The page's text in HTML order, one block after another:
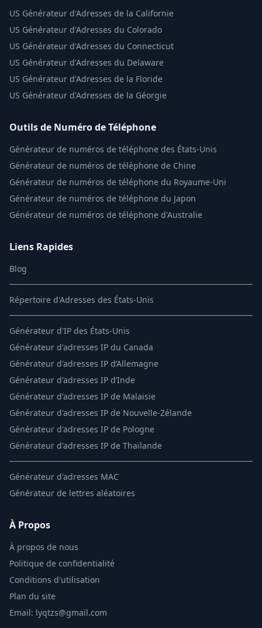
US Générateur d'Adresses de la Californie
US Générateur d'Adresses du Colorado
US Générateur d'Adresses du Connecticut
US Générateur d'Adresses du Delaware
US Générateur d'Adresses de la Floride
US Générateur d'Adresses de la Géorgie
Outils de Numéro de Téléphone
Générateur de numéros de téléphone des États-Unis
Générateur de numéros de téléphone de Chine
Générateur de numéros de téléphone du Royaume-Uni
Générateur de numéros de téléphone du Japon
Générateur de numéros de téléphone d'Australie
Liens Rapides
Blog
Répertoire d'Adresses des États-Unis
Générateur d'IP des États-Unis
Générateur d'adresses IP du Canada
Générateur d'adresses IP d’Allemagne
Générateur d'adresses IP d’Inde
Générateur d'adresses IP de Malaisie
Générateur d'adresses IP de Nouvelle-Zélande
Générateur d'adresses IP de Pologne
Générateur d'adresses IP de Thaïlande
Générateur d'adresses MAC
Générateur de lettres aléatoires
À Propos
À propos de nous
Politique de confidentialité
Conditions d'utilisation
Plan du site
Email: lyqtzs@gmail.com